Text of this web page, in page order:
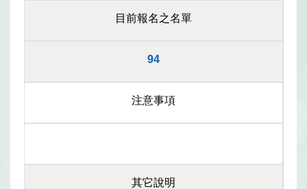
目前報名之名單
94
注意事項
其它說明